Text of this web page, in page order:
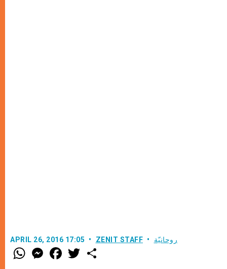
APRIL 26, 2016 17:05 ZENIT STAFF روحانيّة
W
h
M
e
F
a w